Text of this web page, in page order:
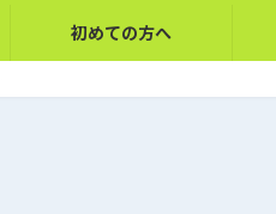
初めての方へ